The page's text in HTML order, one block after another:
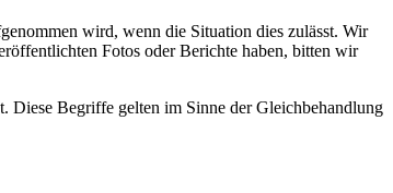
wird, wenn die Situation dies zulässt. Wir
Fotos oder Berichte haben, bitten wir
Diese Begriffe gelten im Sinne der Gleichbehandlung